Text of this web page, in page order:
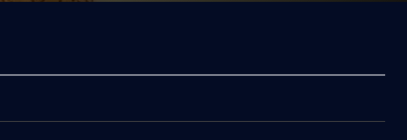
l'histoire unique d'un
d'Eretz Israël.